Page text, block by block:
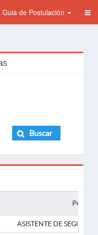
Guia de Postulación
Buscar
Puesto
ASISTENTE DE